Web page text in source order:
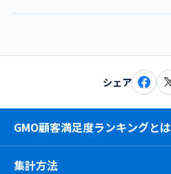
シェア
GMO顧客満足度ランキングとは
集計方法